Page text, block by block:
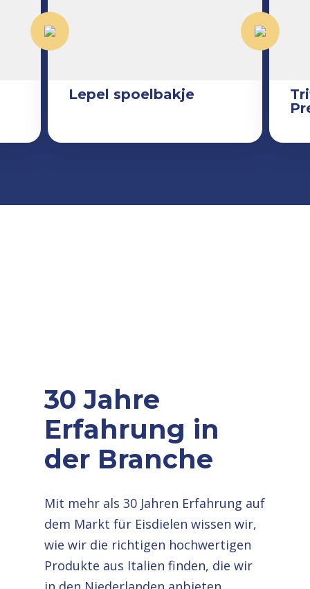
Lepel spoelbakje
30 Jahre
Erfahrung in
der Branche
Mit mehr als 30 Jahren Erfahrung auf
dem Markt für Eisdielen wissen wir,
wie wir die richtigen hochwertigen
Produkte aus Italien finden, die wir